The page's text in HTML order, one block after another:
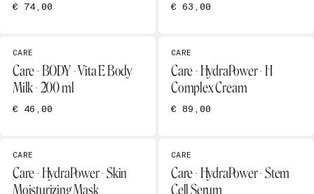
€ 74,00 € 63,00
CARE
Care - BODY - Vita E Body
Milk - 200 ml
€ 46,00
CARE
Care - HydraPower - H
Complex Cream
€ 89,00
CARE
Care - HydraPower - Skin
Moisturizing Mask
CARE
Care - HydraPower - Stem
Cell Serum